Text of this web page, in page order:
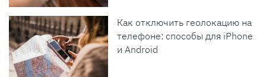
Как отключить геолокацию на
телефоне: способы для iPhone
и Android